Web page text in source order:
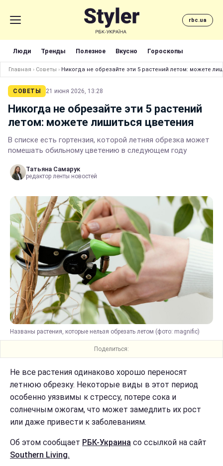
rbc.ua
Люди Тренды Полезное Вкусно Гороскопы
Главная › Советы › Никогда не обрезайте эти 5 растений летом: можете
СОВЕТЫ 21 июня 2026, 13:28
Никогда не обрезайте эти 5 растений
летом: можете лишиться цветения
В списке есть гортензия, которой летняя обрезка может
помешать обильному цветению в следующем году
Татьяна Самарук
редактор ленты новостей
Названы растения, которые нельзя обрезать летом (фото: magnific)
Поделиться:
Не все растения одинаково хорошо переносят
летнюю обрезку. Некоторые виды в этот период
особенно уязвимы к стрессу, потере сока и
солнечным ожогам, что может замедлить их рост
или даже привести к заболеваниям.
Об этом сообщает РБК-Украина со ссылкой на сайт
Southern Living.